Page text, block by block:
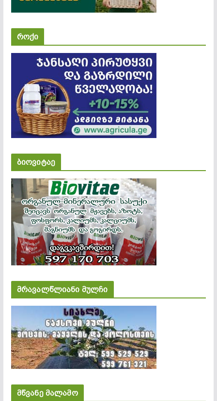
როქი
ბიოვიტაე
მრავალწლიანი მულჩი
მწვანე მალამო